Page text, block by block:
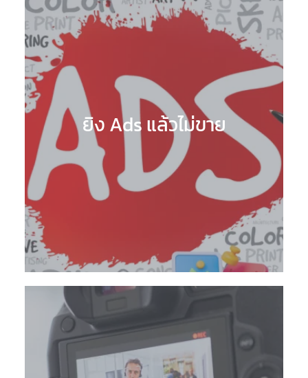
ยิง Ads แล้วไม่ขาย